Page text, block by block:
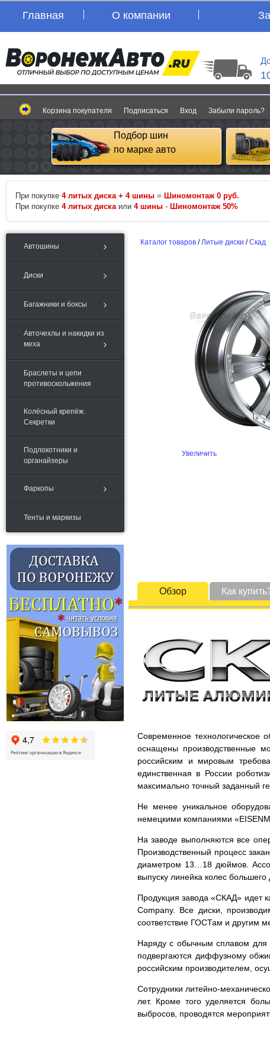
Главная О компании
Корзина покупателя Подписаться Вход Забыли пароль?
Подбор шин
по марке авто
При покупке 4 литых диска + 4 шины = Шиномонтаж 0 руб.
При покупке 4 литых диска или 4 шины - Шиномонтаж 50%
Автошины
Диски
Багажники и боксы
Авточехлы и накидки из
меха
Браслеты и цепи
противоскольжения
Колёсный крепёж.
Секретки
Подлокотники и
органайзеры
Фаркопы
Тенты и маркизы
Каталог товаров /Литые диски /Скад
Увеличить
Обзор Как
Современное технологическое
оснащены производственные
российским и мировым
единственная в России
максимально точный заданный
Не менее уникальное
немецкими компаниями
На заводе выполняются все
Производственный процесс
диаметром 13…18 дюймов.
выпуску линейка колес
Продукция завода «СКАД» идет
Company. Все диски,
соответствие ГОСТам и другим
Наряду с обычным сплавом для
подвергаются диффузному
российским производителем,
Сотрудники литейно-
лет. Кроме того уделяется
выбросов, проводятся